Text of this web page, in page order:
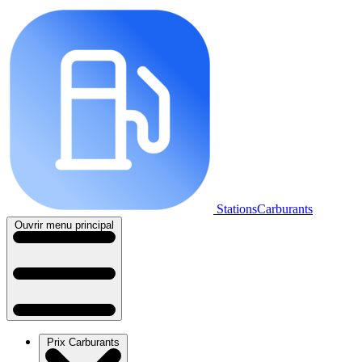
StationsCarburants
Ouvrir menu principal
Prix Carburants